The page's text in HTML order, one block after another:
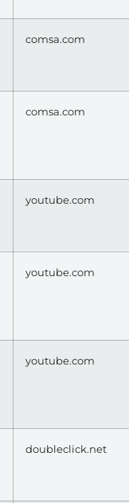
comsa.com
comsa.com
youtube.com
youtube.com
youtube.com
doubleclick.net